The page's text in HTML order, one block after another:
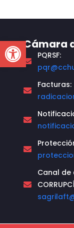
Open toolbar
Cámara
PQRSF:
Facturas:
Canal de